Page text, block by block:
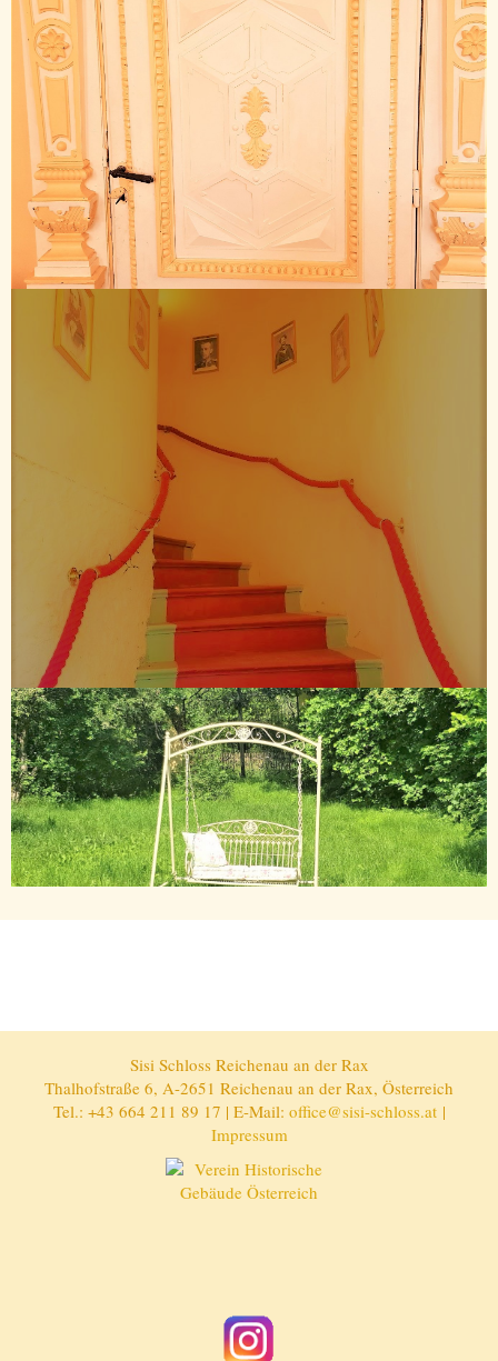
Sisi Schloss Reichenau an der Rax
Thalhofstraße 6, A-2651 Reichenau an der Rax, Österreich
Tel.: +43 664 211 89 17 | E-Mail: office@sisi-schloss.at|
Impressum